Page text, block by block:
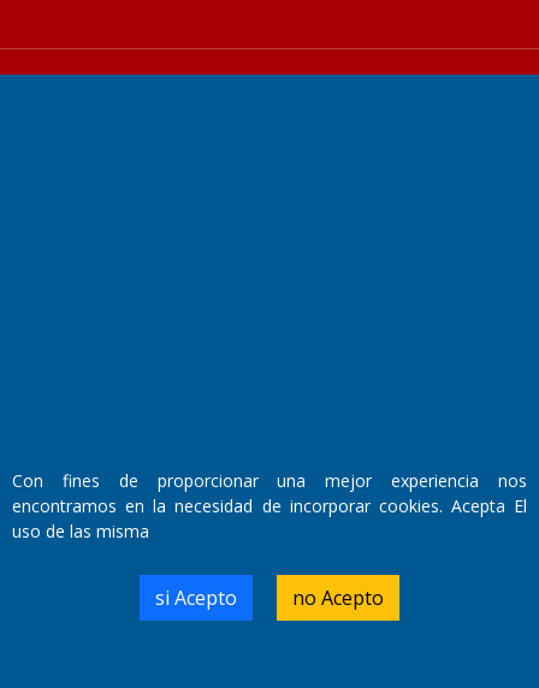
Domicilio Legal: José Ingenieros 855,
Número de Registro DNDA:
RL-2019-55551274-APN-DNDA#MJ
Con fines de proporcionar una mejor experiencia nos
encontramos en la necesidad de incorporar cookies. Acepta El
uso de las misma
si Acepto no Acepto